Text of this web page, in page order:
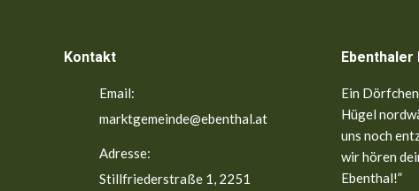
Kontakt
Email:
marktgemeinde@ebenthal.at
Adresse:
Stillfriederstraße 1, 2251
Ebenthaler
Ein
Hügel
uns noch
wir hören
Ebenthal!”